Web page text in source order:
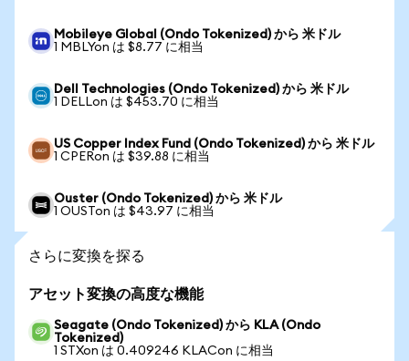
Mobileye Global (Ondo Tokenized) から 米ドル
1 MBLYon は $8.77 に相当
Dell Technologies (Ondo Tokenized) から 米ドル
1 DELLon は $453.70 に相当
US Copper Index Fund (Ondo Tokenized) から 米ドル
1 CPERon は $39.88 に相当
Ouster (Ondo Tokenized) から 米ドル
1 OUSTon は $43.97 に相当
さらに変換を探る
アセット変換の高度な機能
Seagate (Ondo Tokenized) から KLA (Ondo
Tokenized)
1 STXon は 0.409246 KLACon に相当